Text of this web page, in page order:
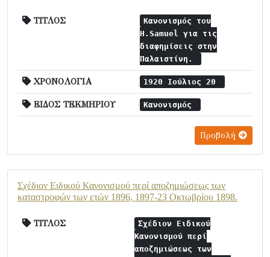
ΤΙΤΛΟΣ
Κανονισμός του
H.Samuel για τις
διαφημίσεις στην
Παλαιστίνη.
ΧΡΟΝΟΛΟΓΙΑ 1920 Ιούλιος 20
ΕΙΔΟΣ ΤΕΚΜΗΡΙΟΥ Κανονισμός
Προβολή
Σχέδιον Ειδικού Κανονισμού περί αποζημιώσεως των
καταστροφών των ετών 1896, 1897-23 Οκτωβρίου 1898.
ΤΙΤΛΟΣ
Σχέδιον Ειδικού
Κανονισμού περί
αποζημιώσεως των